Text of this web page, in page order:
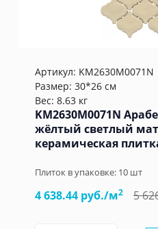
Артикул: KM2630M0071N
Размер: 30*26 см
Вес: 8.63 кг
KM2630M0071N
жёлтый светлый
керамическая
Плиток в упаковке: 10 шт
4 638.44 руб./м2 5